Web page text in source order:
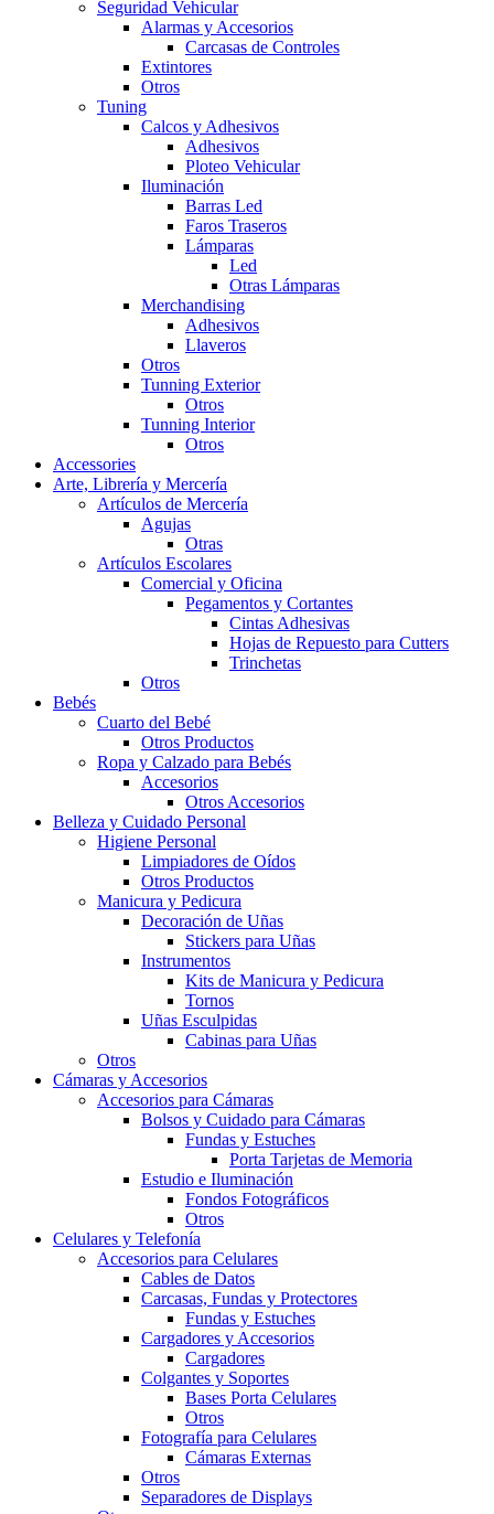
Seguridad Vehicular
Alarmas y Accesorios
Carcasas de Controles
Extintores
Otros
Tuning
Calcos y Adhesivos
Adhesivos
Ploteo Vehicular
Iluminación
Barras Led
Faros Traseros
Lámparas
Led
Otras Lámparas
Merchandising
Adhesivos
Llaveros
Otros
Tunning Exterior
Otros
Tunning Interior
Otros
Accessories
Arte, Librería y Mercería
Artículos de Mercería
Agujas
Otras
Artículos Escolares
Comercial y Oficina
Pegamentos y Cortantes
Cintas Adhesivas
Hojas de Repuesto para Cutters
Trinchetas
Otros
Bebés
Cuarto del Bebé
Otros Productos
Ropa y Calzado para Bebés
Accesorios
Otros Accesorios
Belleza y Cuidado Personal
Higiene Personal
Limpiadores de Oídos
Otros Productos
Manicura y Pedicura
Decoración de Uñas
Stickers para Uñas
Instrumentos
Kits de Manicura y Pedicura
Tornos
Uñas Esculpidas
Cabinas para Uñas
Otros
Cámaras y Accesorios
Accesorios para Cámaras
Bolsos y Cuidado para Cámaras
Fundas y Estuches
Porta Tarjetas de Memoria
Estudio e Iluminación
Fondos Fotográficos
Otros
Celulares y Telefonía
Accesorios para Celulares
Cables de Datos
Carcasas, Fundas y Protectores
Fundas y Estuches
Cargadores y Accesorios
Cargadores
Colgantes y Soportes
Bases Porta Celulares
Otros
Fotografía para Celulares
Cámaras Externas
Otros
Separadores de Displays